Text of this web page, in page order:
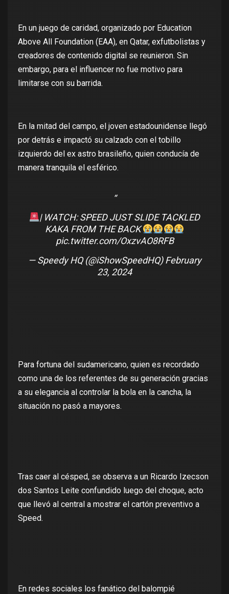
En un juego de caridad, organizado por Education
Above All Foundation (EAA), en Qatar, exfutbolistas y
creadores de contenido digital se reunieron. Sin
embargo, para el influencer no fue motivo para
limitarse con su barrida.
En la mitad del campo, el joven estadounidense llegó
por detrás e impactó su calzado con el tobillo
izquierdo del ex astro brasileño, quien conducía de
manera tranquila el esférico.
| WATCH: SPEED JUST SLIDE TACKLED
KAKA FROM THE BACK
pic.twitter.com/OxzvAO8RFB
— Speedy HQ (@iShowSpeedHQ)February
23, 2024
Para fortuna del sudamericano, quien es recordado
como una de los referentes de su generación gracias
a su elegancia al controlar la bola en la cancha, la
situación no pasó a mayores.
Tras caer al césped, se observa a un Ricardo Izecson
dos Santos Leite confundido luego del choque, acto
que llevó al central a mostrar el cartón preventivo a
Speed.
En redes sociales los fanático del balompié